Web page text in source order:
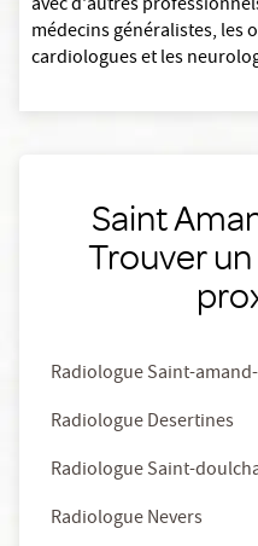
avec d'autres
médecins généralistes, les
cardiologues et les
Saint
Trouver
Radiologue Saint-
Radiologue Desertines
Radiologue Saint-
Radiologue Nevers